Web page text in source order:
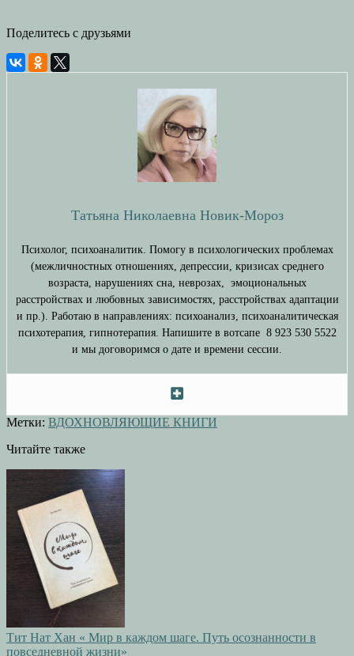
Поделитесь с друзьями
Татьяна Николаевна Новик-Мороз
Психолог, психоаналитик. Помогу в психологических проблемах
(межличностных отношениях, депрессии, кризисах среднего
возраста, нарушениях сна, неврозах, эмоциональных
расстройствах и любовных зависимостях, расстройствах адаптации
и пр.). Работаю в направлениях: психоанализ, психоаналитическая
психотерапия, гипнотерапия. Напишите в вотсапе 8 923 530 5522
и мы договоримся о дате и времени сессии.
Метки: ВДОХНОВЛЯЮЩИЕ КНИГИ
Читайте также
Тит Нат Хан « Мир в каждом шаге. Путь осознанности в
повседневной жизни»